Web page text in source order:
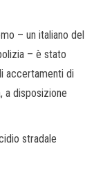
– un italiano del
– è stato
accertamenti di
a disposizione
stradale